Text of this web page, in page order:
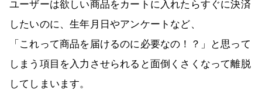
ユーザーは欲しい商品をカートに入れたらすぐに決済
したいのに、生年月日やアンケートなど、
「これって商品を届けるのに必要なの！？」と思って
しまう項目を入力させられると面倒くさくなって離脱
してしまいます。